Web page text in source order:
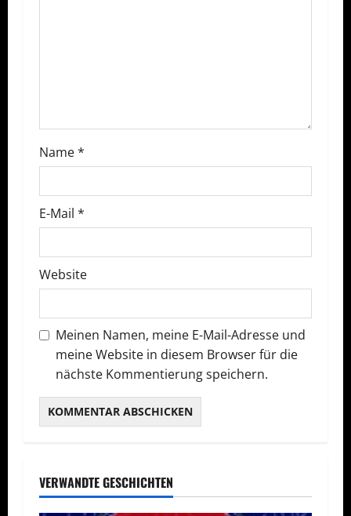
g
a
t
i
o
n
Name*
E-Mail *
Website
Meinen Namen, meine E-Mail-Adresse und
meine Website in diesem Browser für die
nächste Kommentierung speichern.
VERWANDTE GESCHICHTEN